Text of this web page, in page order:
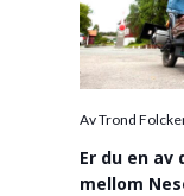
Av Trond
Er du en av
mellom